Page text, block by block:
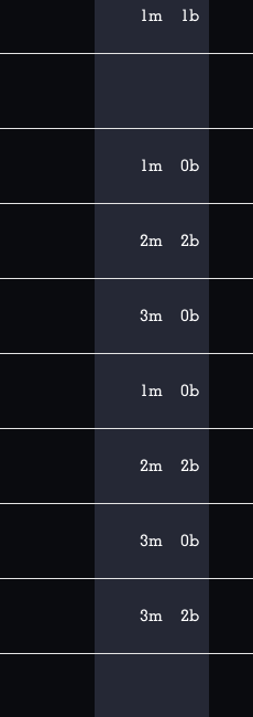
1m 1b
1m 0b
2m 2b
3m 0b
1m 0b
2m 2b
3m 0b
3m 2b